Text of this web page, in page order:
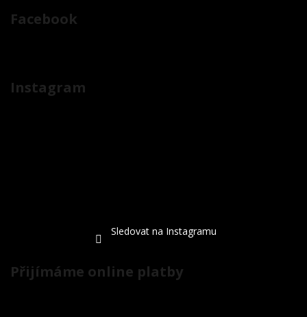
Facebook
Instagram
Sledovat na Instagramu
Přijímáme online platby